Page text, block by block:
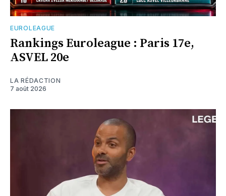
EUROLEAGUE
Rankings Euroleague : Paris 17e,
ASVEL 20e
LA RÉDACTION
7 août 2026